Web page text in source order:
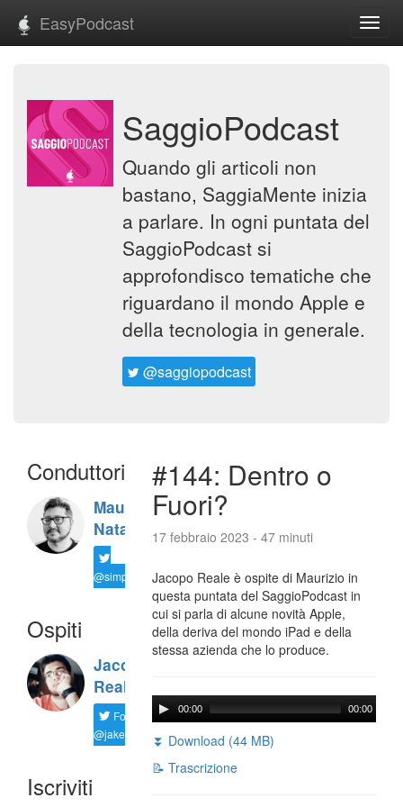
EasyPodcast
SaggioPodcast
Quando gli articoli non
bastano, SaggiaMente inizia
a parlare. In ogni puntata del
SaggioPodcast si
approfondisco tematiche che
riguardano il mondo Apple e
della tecnologia in generale.
@saggiopodcast
Conduttori
Maurizio
Natali
@simplemal
Ospiti
Jacopo
Reale
Follow
@jakereale
Iscriviti
#144: Dentro o
Fuori?
17 febbraio 2023 - 47 minuti
Jacopo Reale è ospite di Maurizio in
questa puntata del SaggioPodcast in
cui si parla di alcune novità Apple,
della deriva del mondo iPad e della
stessa azienda che lo produce.
00:00 00:00
⏬ Download (44 MB)
📝 Trascrizione